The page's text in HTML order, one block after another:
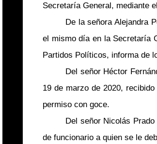
Secretaría General, mediante
De la señora Alejandra
el mismo día en la Secretaría
Partidos Políticos, informa de
Del señor Héctor
19 de marzo de 2020,
permiso con goce.
Del señor Nicolás
de funcionario a quien se le